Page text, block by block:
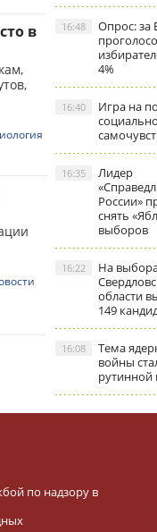
в
Опрос: за
4%
16:48
Игра на
16:40
Лидер
России»
снять
выборов
16:35
На
области
149
16:22
Тема
войны
рутинной
16:08
по надзору в